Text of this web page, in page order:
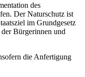
des
Der Naturschutz ist
im Grundgesetz
Bürgerinnen und
die Anfertigung